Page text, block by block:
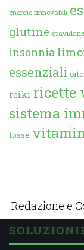
energie rinnovabili
glutine
insonnia
essenziali orto
reiki ricette
sistema
tosse
Redazione e